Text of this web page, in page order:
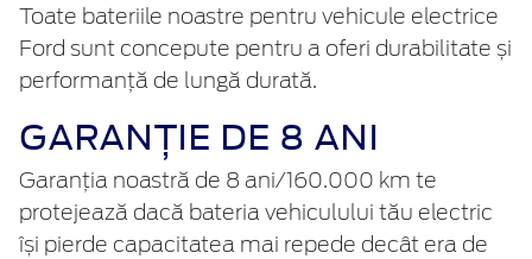
Toate bateriile noastre pentru vehicule electrice
Ford sunt concepute pentru a oferi durabilitate și
performanță de lungă durată.
GARANȚIE DE 8 ANI
Garanția noastră de 8 ani/160.000 km te
protejează dacă bateria vehiculului tău electric
își pierde capacitatea mai repede decât era de